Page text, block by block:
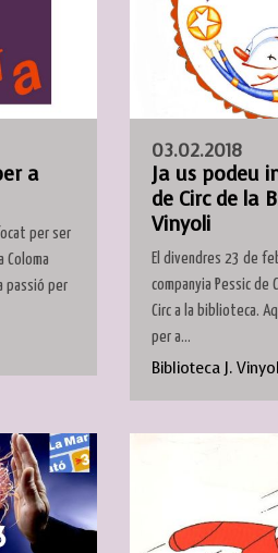
a
per ser
Coloma
passió per
03.02.2018
Ja us podeu
de Circ de la
Vinyoli
El divendres 23 de
companyia Pessic de
Circ a la biblioteca.
per a...
Biblioteca J.